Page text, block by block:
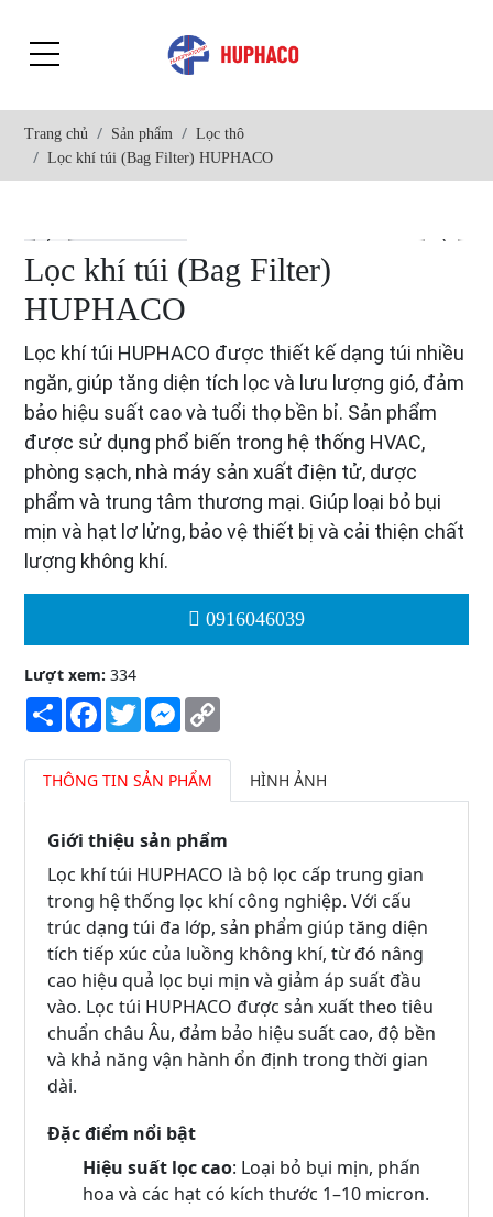
Trang chủ Sản phẩm
Lọc thô
Lọc khí túi (Bag Filter) HUPHACO
Lọc khí túi (Bag Filter)
HUPHACO
Lọc khí túi HUPHACO được thiết kế dạng túi nhiều
ngăn, giúp tăng diện tích lọc và lưu lượng gió, đảm
bảo hiệu suất cao và tuổi thọ bền bỉ. Sản phẩm
được sử dụng phổ biến trong hệ thống HVAC,
phòng sạch, nhà máy sản xuất điện tử, dược
phẩm và trung tâm thương mại. Giúp loại bỏ bụi
mịn và hạt lơ lửng, bảo vệ thiết bị và cải thiện chất
lượng không khí.
0916046039
Lượt xem: 334
Share Facebook
TwitterMessenger
THÔNG TIN SẢN PHẨM HÌNH ẢNH
Giới thiệu sản phẩm
Lọc khí túi HUPHACO là bộ lọc cấp trung gian
trong hệ thống lọc khí công nghiệp. Với cấu
trúc dạng túi đa lớp, sản phẩm giúp tăng diện
tích tiếp xúc của luồng không khí, từ đó nâng
cao hiệu quả lọc bụi mịn và giảm áp suất đầu
vào. Lọc túi HUPHACO được sản xuất theo tiêu
chuẩn châu Âu, đảm bảo hiệu suất cao, độ bền
và khả năng vận hành ổn định trong thời gian
dài.
Đặc điểm nổi bật
Hiệu suất lọc cao: Loại bỏ bụi mịn, phấn
hoa và các hạt có kích thước 1–10 micron.